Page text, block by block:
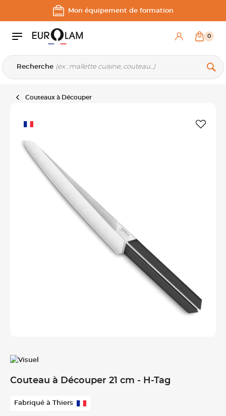
Aller au contenu
Aller à la navigation principale
Mon équipement de formation
Recherche
0
Couteaux à Découper
Couteau à Découper 21 cm - H-Tag
Fabriqué à Thiers